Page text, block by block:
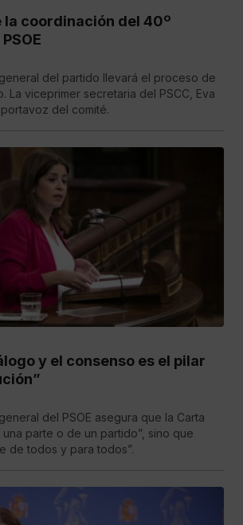
la coordinación del 40º
del partido llevará el proceso de
La viceprimer secretaria del PSCC, Eva
del comité.
y el consenso es el pilar
del PSOE asegura que la Carta
parte o de un partido”, sino que
de todos y para todos”.